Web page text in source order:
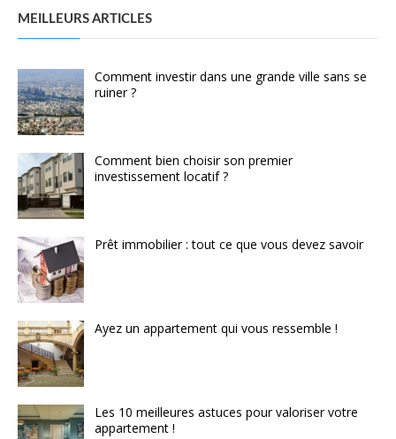
MEILLEURS ARTICLES
Comment investir dans une grande ville sans se
ruiner ?
Comment bien choisir son premier
investissement locatif ?
Prêt immobilier : tout ce que vous devez savoir
Ayez un appartement qui vous ressemble !
Les 10 meilleures astuces pour valoriser votre
appartement !